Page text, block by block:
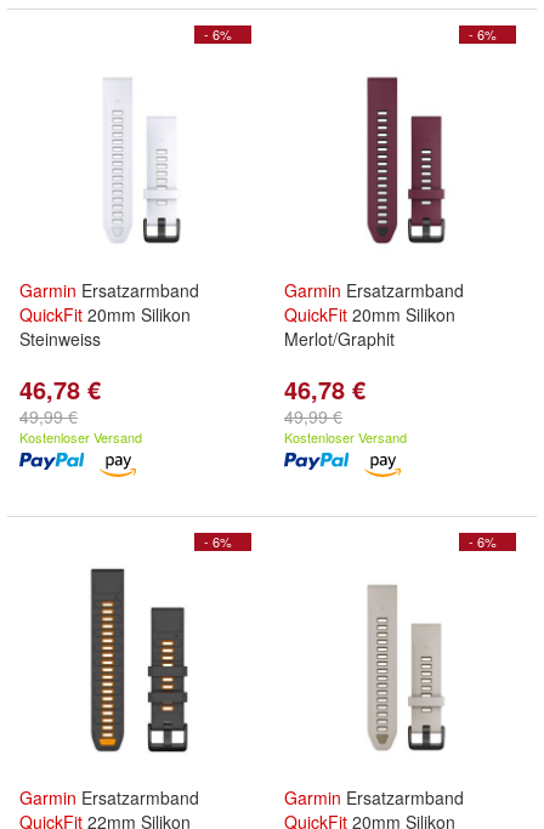
- 6%
Garmin Ersatzarmband
QuickFit 20mm Silikon
Steinweiss
46,78 €
49,99 €
Kostenloser Versand
- 6%
Garmin Ersatzarmband
QuickFit 20mm Silikon
Merlot/Graphit
46,78 €
49,99 €
Kostenloser Versand
- 6%
Garmin Ersatzarmband
QuickFit 22mm Silikon
- 6%
Garmin Ersatzarmband
QuickFit 20mm Silikon